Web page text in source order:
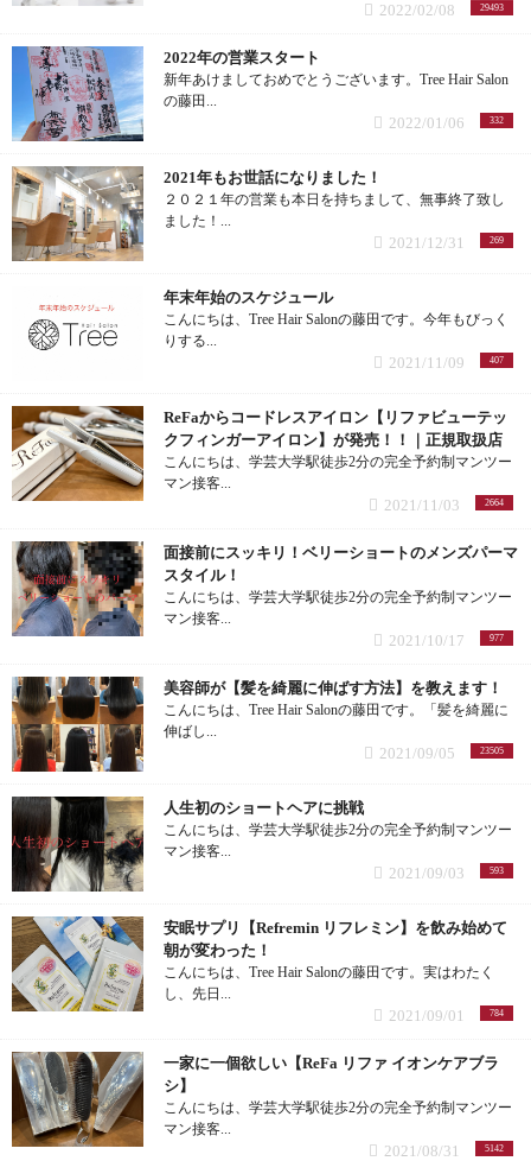
29493
2022/02/08
2022年の営業スタート
新年あけましておめでとうございます。Tree Hair Salon
の藤田...
332
2022/01/06
2021年もお世話になりました！
２０２１年の営業も本日を持ちまして、無事終了致し
ました！...
269
2021/12/31
年末年始のスケジュール
こんにちは、Tree Hair Salonの藤田です。今年もびっく
りする...
407
2021/11/09
ReFaからコードレスアイロン【リファビューテッ
クフィンガーアイロン】が発売！！｜正規取扱店
こんにちは、学芸大学駅徒歩2分の完全予約制マンツー
マン接客...
2664
2021/11/03
面接前にスッキリ！ベリーショートのメンズパーマ
スタイル！
こんにちは、学芸大学駅徒歩2分の完全予約制マンツー
マン接客...
977
2021/10/17
美容師が【髪を綺麗に伸ばす方法】を教えます！
こんにちは、Tree Hair Salonの藤田です。「髪を綺麗に
伸ばし...
23505
2021/09/05
人生初のショートヘアに挑戦
こんにちは、学芸大学駅徒歩2分の完全予約制マンツー
マン接客...
593
2021/09/03
安眠サプリ【Refremin リフレミン】を飲み始めて
朝が変わった！
こんにちは、Tree Hair Salonの藤田です。実はわたく
し、先日...
784
2021/09/01
一家に一個欲しい【ReFa リファ イオンケアブラ
シ】
こんにちは、学芸大学駅徒歩2分の完全予約制マンツー
マン接客...
5142
2021/08/31